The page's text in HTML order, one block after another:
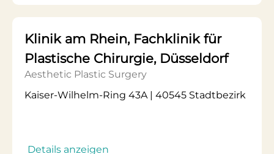
Klinik am Rhein, Fachklinik für
Plastische Chirurgie, Düsseldorf
Aesthetic Plastic Surgery
Kaiser-Wilhelm-Ring 43A | 40545 Stadtbezirk
Details anzeigen